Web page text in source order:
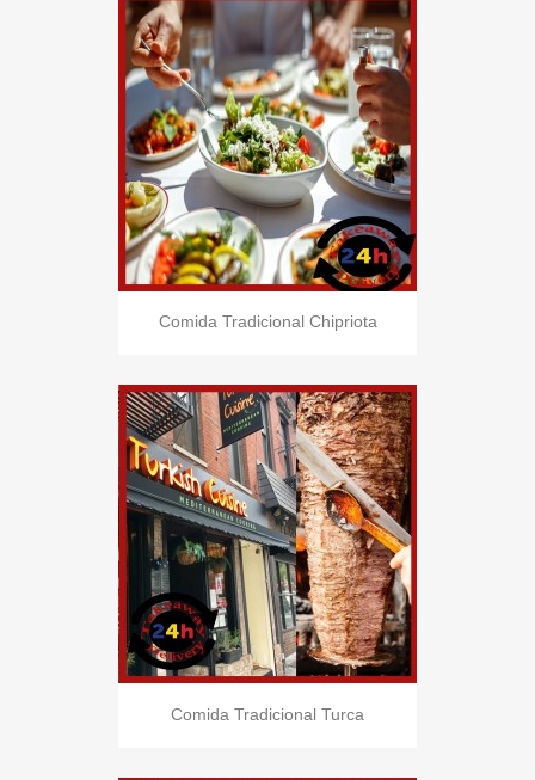
Comida Tradicional Chipriota
Comida Tradicional Turca